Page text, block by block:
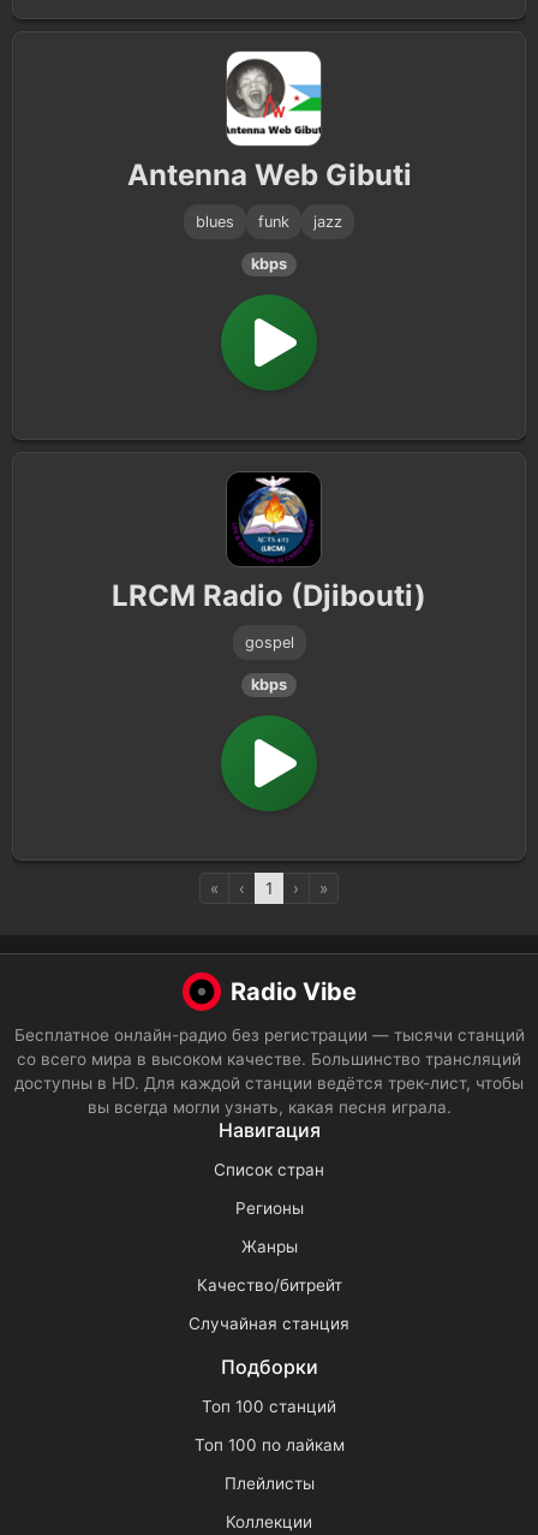
Antenna Web Gibuti
blues funk jazz
kbps
LRCM Radio (Djibouti)
gospel
kbps
« ‹ 1 › »
Radio Vibe
Бесплатное онлайн-радио без регистрации — тысячи станций
со всего мира в высоком качестве. Большинство трансляций
доступны в HD. Для каждой станции ведётся трек-лист, чтобы
вы всегда могли узнать, какая песня играла.
Навигация
Список стран
Регионы
Жанры
Качество/битрейт
Случайная станция
Подборки
Топ 100 станций
Топ 100 по лайкам
Плейлисты
Коллекции